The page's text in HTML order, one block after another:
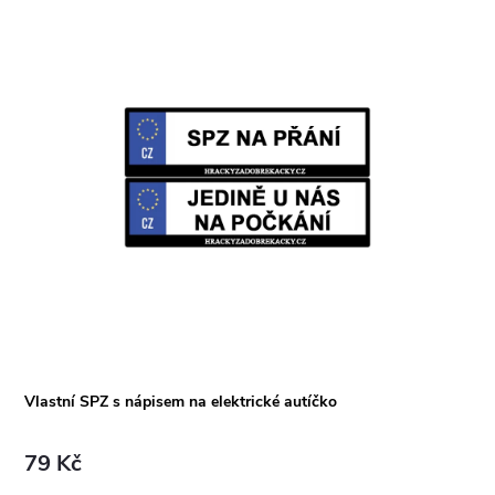
Vlastní SPZ s nápisem na elektrické autíčko
79 Kč